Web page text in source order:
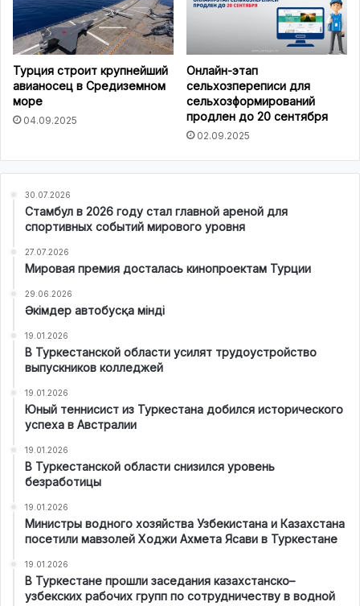
Турция строит крупнейший
авианосец в Средиземном
море
04.09.2025
Онлайн-этап
сельхозпереписи для
сельхозформирований
продлен до 20 сентября
02.09.2025
30.07.2026
Стамбул в 2026 году стал главной ареной для
спортивных событий мирового уровня
27.07.2026
Мировая премия досталась кинопроектам Турции
29.06.2026
Әкімдер автобусқа мінді
19.01.2026
В Туркестанской области усилят трудоустройство
выпускников колледжей
19.01.2026
Юный теннисист из Туркестана добился исторического
успеха в Австралии
19.01.2026
В Туркестанской области снизился уровень
безработицы
19.01.2026
Министры водного хозяйства Узбекистана и Казахстана
посетили мавзолей Ходжи Ахмета Ясави в Туркестане
19.01.2026
В Туркестане прошли заседания казахстанско–
узбекских рабочих групп по сотрудничеству в водной